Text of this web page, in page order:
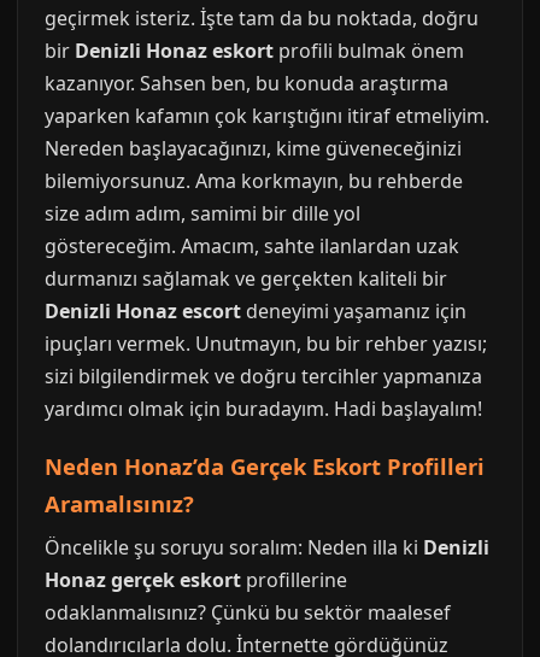
geçirmek isteriz. İşte tam da bu noktada, doğru
bir Denizli Honaz eskort profili bulmak önem
kazanıyor. Sahsen ben, bu konuda araştırma
yaparken kafamın çok karıştığını itiraf etmeliyim.
Nereden başlayacağınızı, kime güveneceğinizi
bilemiyorsunuz. Ama korkmayın, bu rehberde
size adım adım, samimi bir dille yol
göstereceğim. Amacım, sahte ilanlardan uzak
durmanızı sağlamak ve gerçekten kaliteli bir
Denizli Honaz escort deneyimi yaşamanız için
ipuçları vermek. Unutmayın, bu bir rehber yazısı;
sizi bilgilendirmek ve doğru tercihler yapmanıza
yardımcı olmak için buradayım. Hadi başlayalım!
Neden Honaz’da Gerçek Eskort Profilleri
Aramalısınız?
Öncelikle şu soruyu soralım: Neden illa ki Denizli
Honaz gerçek eskort profillerine
odaklanmalısınız? Çünkü bu sektör maalesef
dolandırıcılarla dolu. İnternette gördüğünüz